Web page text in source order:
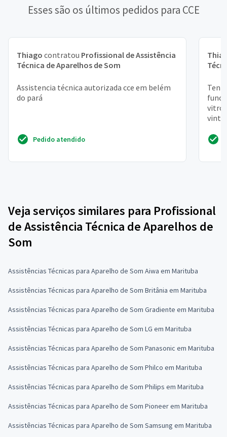
Esses são os últimos pedidos para CCE
Thiago contratou Profissional de Assistência
Técnica de Aparelhos de Som
Assistencia técnica autorizada cce em belém
do pará
Pedido atendido
Veja serviços similares para Profissional
de Assistência Técnica de Aparelhos de
Som
Assistências Técnicas para Aparelho de Som Aiwa em Marituba
Assistências Técnicas para Aparelho de Som Britânia em Marituba
Assistências Técnicas para Aparelho de Som Gradiente em Marituba
Assistências Técnicas para Aparelho de Som LG em Marituba
Assistências Técnicas para Aparelho de Som Panasonic em Marituba
Assistências Técnicas para Aparelho de Som Philco em Marituba
Assistências Técnicas para Aparelho de Som Philips em Marituba
Assistências Técnicas para Aparelho de Som Pioneer em Marituba
Assistências Técnicas para Aparelho de Som Samsung em Marituba